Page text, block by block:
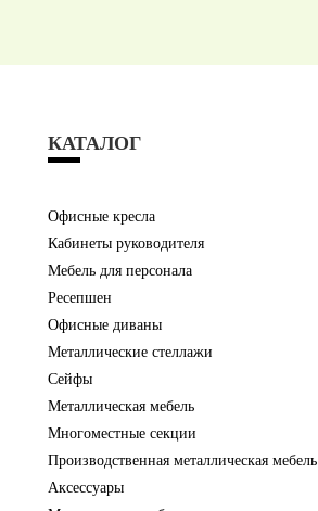
КАТАЛОГ
Офисные кресла
Кабинеты руководителя
Мебель для персонала
Ресепшен
Офисные диваны
Металлические стеллажи
Сейфы
Металлическая мебель
Многоместные секции
Производственная металлическая мебель
Аксессуары